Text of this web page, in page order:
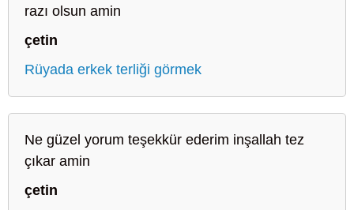
razı olsun amin
çetin
Rüyada erkek terliği görmek
Ne güzel yorum teşekkür ederim inşallah tez
çıkar amin
çetin